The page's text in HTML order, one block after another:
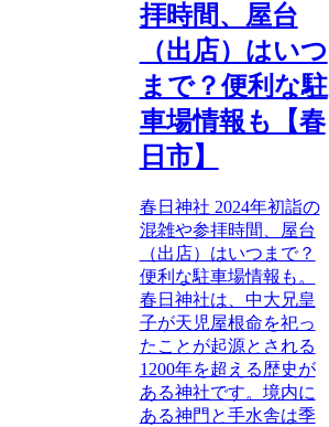
拝時間、屋台
（出店）はいつ
まで？便利な駐
車場情報も【春
日市】
春日神社 2024年初詣の
混雑や参拝時間、屋台
（出店）はいつまで？
便利な駐車場情報も。
春日神社は、中大兄皇
子が天児屋根命を祀っ
たことが起源とされる
1200年を超える歴史が
ある神社です。境内に
ある神門と手水舎は季